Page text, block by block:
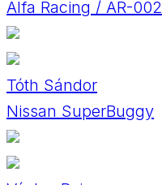
Alfa Racing / AR-002
Tóth Sándor
Nissan SuperBuggy